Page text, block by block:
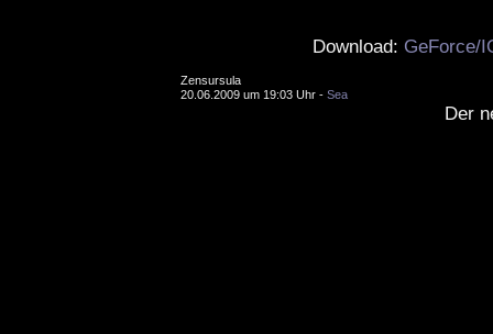
Download: GeForce/
Zensursula
20.06.2009 um 19:03 Uhr - Sea
Der